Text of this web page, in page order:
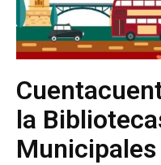
la
Municipales